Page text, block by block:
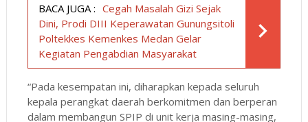
BACA JUGA : Cegah Masalah Gizi Sejak
Dini, Prodi DIII Keperawatan Gunungsitoli
Poltekkes Kemenkes Medan Gelar
Kegiatan Pengabdian Masyarakat
“Pada kesempatan ini, diharapkan kepada seluruh
kepala perangkat daerah berkomitmen dan berperan
dalam membangun SPIP di unit kerja masing-masing,